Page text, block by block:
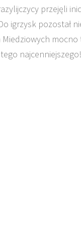
przejęli
igrzysk pozostał
najcenniejszego!